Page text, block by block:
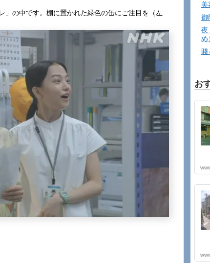
」の中です。棚に置かれた緑色の缶にご注目を（左
美
御
夜
め
賤
お